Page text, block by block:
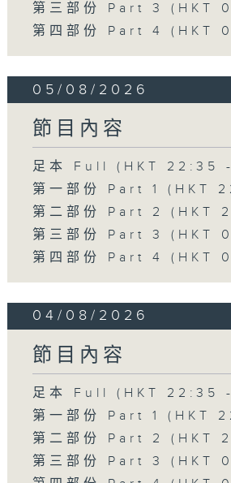
第三部份 Part 3 (HKT
第四部份 Part 4 (HKT
05/08/2026
節目內容
足本 Full (HKT 22:35
第一部份 Part 1 (HKT
第二部份 Part 2 (HKT
第三部份 Part 3 (HKT
第四部份 Part 4 (HKT
04/08/2026
節目內容
足本 Full (HKT 22:35
第一部份 Part 1 (HKT
第二部份 Part 2 (HKT
第三部份 Part 3 (HKT